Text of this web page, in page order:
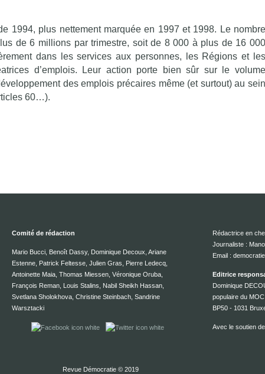
1994, plus nettement marquée en 1997 et 1998. Le nombre
de 6 millions par trimestre, soit de 8 000 à plus de 16 000
dans les services aux personnes, les Régions et les
d’emplois. Leur action porte bien sûr sur le volume
des emplois précaires même (et surtout) au sein
60…).
Comité de rédaction
Mario Bucci, Benoît Dassy, Dominique Decoux, Ariane
Estenne, Patrick Feltesse, Julien Gras, Pierre Ledecq,
Antoinette Maia, Thomas Miessen, Véronique Oruba,
François Reman, Louis Stalins, Nabil Sheikh Hassan,
Svetlana Sholokhova, Christine Steinbach, Sandrine
Warsztacki
Rédactrice en
Journaliste :
Email :
Editrice
Dominique
populaire du
BP50 - 1031
Avec le soutien
Revue Démocratie © 2019